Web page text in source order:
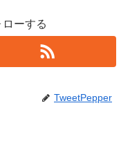
ーする
TweetPepper